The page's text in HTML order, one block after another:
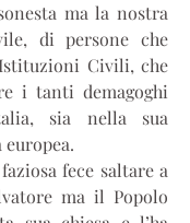
ma la nostra
di persone che
Civili, che
i tanti demagoghi
sia nella sua
fece saltare a
ma il Popolo